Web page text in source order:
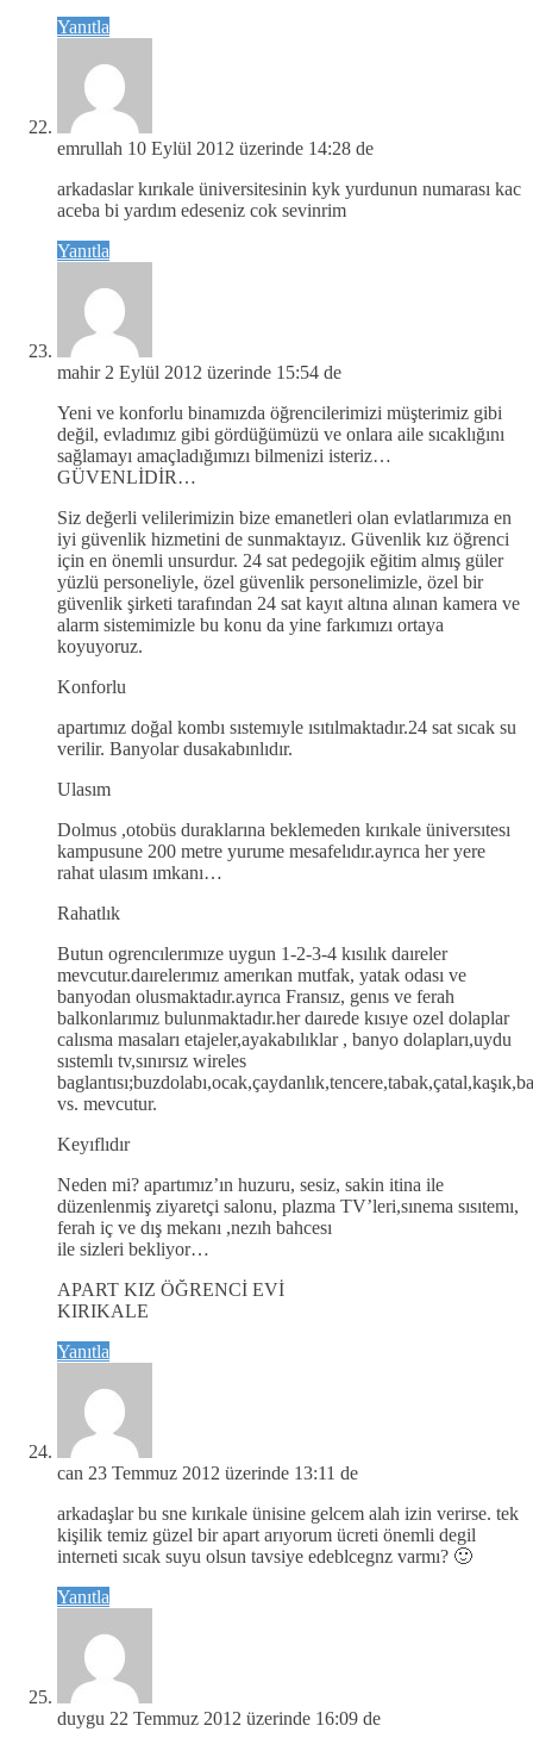
Yanıtla
emrullah 10 Eylül 2012 üzerinde 14:28 de
arkadaslar kırıkale üniversitesinin kyk yurdunun numarası kac
aceba bi yardım edeseniz cok sevinrim
Yanıtla
mahir 2 Eylül 2012 üzerinde 15:54 de
Yeni ve konforlu binamızda öğrencilerimizi müşterimiz gibi
değil, evladımız gibi gördüğümüzü ve onlara aile sıcaklığını
sağlamayı amaçladığımızı bilmenizi isteriz…
GÜVENLİDİR…
Siz değerli velilerimizin bize emanetleri olan evlatlarımıza en
iyi güvenlik hizmetini de sunmaktayız. Güvenlik kız öğrenci
için en önemli unsurdur. 24 sat pedegojik eğitim almış güler
yüzlü personeliyle, özel güvenlik personelimizle, özel bir
güvenlik şirketi tarafından 24 sat kayıt altına alınan kamera ve
alarm sistemimizle bu konu da yine farkımızı ortaya
koyuyoruz.
Konforlu
apartımız doğal kombı sıstemıyle ısıtılmaktadır.24 sat sıcak su
verilir. Banyolar dusakabınlıdır.
Ulasım
Dolmus ,otobüs duraklarına beklemeden kırıkale üniversıtesı
kampusune 200 metre yurume mesafelıdır.ayrıca her yere
rahat ulasım ımkanı…
Rahatlık
Butun ogrencılerımıze uygun 1-2-3-4 kısılık daıreler
mevcutur.daırelerımız amerıkan mutfak, yatak odası ve
banyodan olusmaktadır.ayrıca Fransız, genıs ve ferah
balkonlarımız bulunmaktadır.her daırede kısıye ozel dolaplar
calısma masaları etajeler,ayakabılıklar , banyo dolapları,uydu
sıstemlı tv,sınırsız wireles
vs. mevcutur.
Keyıflıdır
Neden mi? apartımız’ın huzuru, sesiz, sakin itina ile
düzenlenmiş ziyaretçi salonu, plazma TV’leri,sınema sısıtemı,
ferah iç ve dış mekanı ,nezıh bahcesı
ile sizleri bekliyor…
APART KIZ ÖĞRENCİ EVİ
KIRIKALE
Yanıtla
can 23 Temmuz 2012 üzerinde 13:11 de
arkadaşlar bu sne kırıkale ünisine gelcem alah izin verirse. tek
kişilik temiz güzel bir apart arıyorum ücreti önemli degil
interneti sıcak suyu olsun tavsiye edeblcegnz varmı? 🙂
Yanıtla
duygu 22 Temmuz 2012 üzerinde 16:09 de